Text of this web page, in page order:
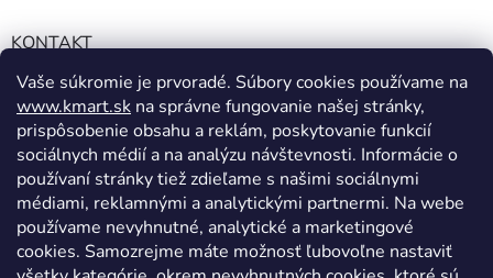
Vaše súkromie je prvoradé. Súbory cookies používame na
www.kmart.sk na správne fungovanie našej stránky,
prispôsobenie obsahu a reklám, poskytovanie funkcií
sociálnych médií a na analýzu návštevnosti. Informácie o
používaní stránky tiež zdieľame s našimi sociálnymi
médiami, reklamnými a analytickými partnermi. Na webe
používame nevyhnutné, analytické a marketingové
cookies. Samozrejme máte možnosť ľubovoľne nastaviť
KONTAKT
info@kmart.sk
+421 947 979 193
+421 947 979 193
facebook.com/Kolieramarket